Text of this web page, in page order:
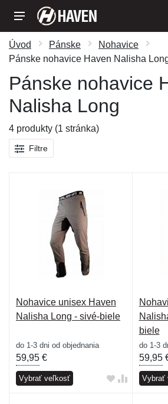
Úvod Pánske
Nohavice
Pánske nohavice Haven Nalisha
Pánske nohavice
Nalisha Long
4 produkty (1 stránka)
Filtre
Nohavice unisex Haven
Nalisha Long - sivé-biele
do 1-3 dni od objednania
59,95 €
Vybrať veľkosť
biele
do 1-3
59,95
Vybrať